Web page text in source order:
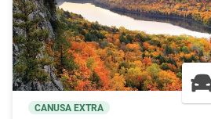
CANUSA EXTRA